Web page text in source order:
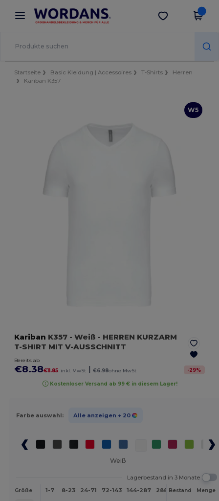
× Wordans App
Bessere Preise in der App!
App holen
Startseite Basic Kleidung | Accessoires T-Shirts
Herren
Kariban K357
W5
Kariban K357 - Weiß - HERREN KURZARM
T-SHIRT MIT V-AUSSCHNITT
Bereits ab
€8.38€11.85 inkl. MwSt | €6.98ohne MwSt -29%
Kostenloser Versand ab 99 € in diesem Lager!
Farbe auswahl: Alle anzeigen + 20
Weiß
Lagerbestand in 3 Monate
Größe 1-7 8-23 24-71 72-143 144-287 288 + Mehr
Bestand Menge